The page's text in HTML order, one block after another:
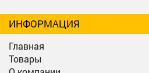
ИНФОРМАЦИЯ
Главная
Товары